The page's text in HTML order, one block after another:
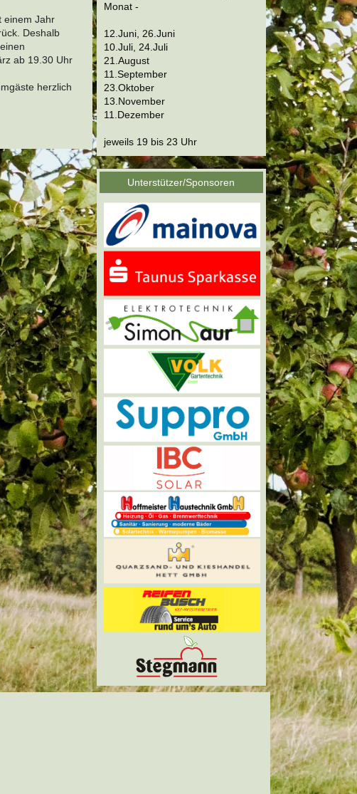
einem Jahr
Deshalb
ab 19.30 Uhr
herzlich
Monat -
12.Juni, 26.Juni
10.Juli, 24.Juli
21.August
11.September
23.Oktober
13.November
11.Dezember
jeweils 19 bis 23 Uhr
Unterstützer/Sponsoren